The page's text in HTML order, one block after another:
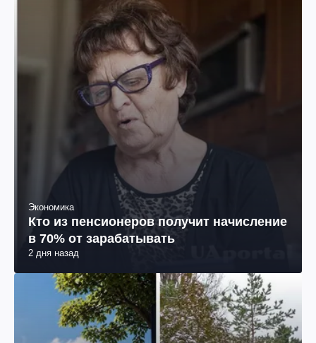
Экономика
Кто из пенсионеров получит начисление
в 70% от зарабатывать
2 дня назад